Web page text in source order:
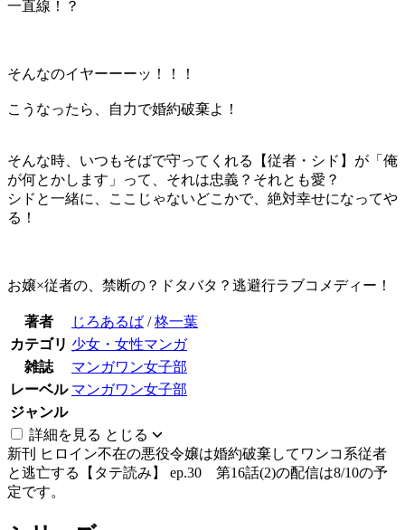
一直線！？
そんなのイヤーーーッ！！！
こうなったら、自力で婚約破棄よ！
そんな時、いつもそばで守ってくれる【従者・シド】が「俺
が何とかします」って、それは忠義？それとも愛？
シドと一緒に、ここじゃないどこかで、絶対幸せになってや
る！
お嬢×従者の、禁断の？ドタバタ？逃避行ラブコメディー！
著者 じろあるば /柊一葉
カテゴリ 少女・女性マンガ
雑誌
マンガワン女子部
レーベル マンガワン女子部
ジャンル
詳細を見る とじる
新刊
ヒロイン不在の悪役令嬢は婚約破棄してワンコ系従者
と逃亡する【タテ読み】 ep.30 第16話(2)の配信は8/10の予
定です。